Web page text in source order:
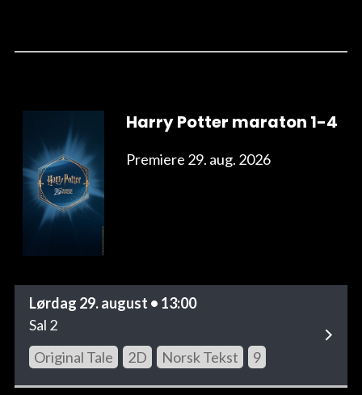
Harry Potter maraton 1-4
Premiere 29. aug. 2026
Lørdag 29. august • 13:00
Sal 2
Original Tale
2D Norsk Tekst 9